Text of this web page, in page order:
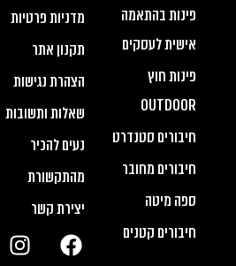
פינות בהתאמה
אישית לעסקים
פינות חוץ
OUTDOOR
חיבורים סטנדרט
חיבורים מחובר
ספה מיטה
חיבורים קטנים
מדניות פרטיות
תקנון אתר
הצהרת נגישות
שאלות ותשובות
נעים להכיר
מהתקשורת
יצירת קשר